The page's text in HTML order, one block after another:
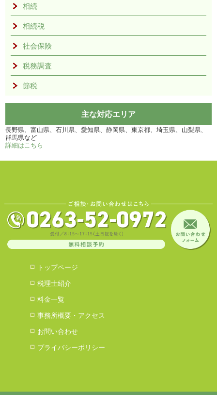
相続
相続税
社会保険
税務調査
節税
主な対応エリア
長野県、富山県、石川県、愛知県、静岡県、東京都、埼玉県、山梨県、
群馬県など
詳細はこちら
トップページ
税理士紹介
料金一覧
事務所概要・アクセス
お問い合わせ
プライバシーポリシー